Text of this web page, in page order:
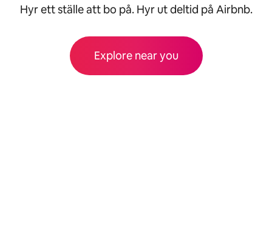
Hyr ett ställe att bo på. Hyr ut deltid på Airbnb.
Explore near you